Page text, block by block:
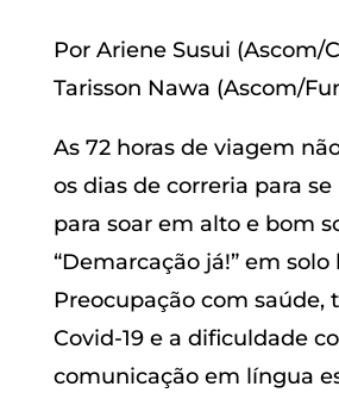
Por Ariene Susui (Ascom/
Tarisson Nawa (Ascom/
As 72 horas de viagem
os dias de correria para
para soar em alto e bom
“Demarcação já!” em
Preocupação com saúde,
Covid-19 e a dificuldade
comunicação em língua